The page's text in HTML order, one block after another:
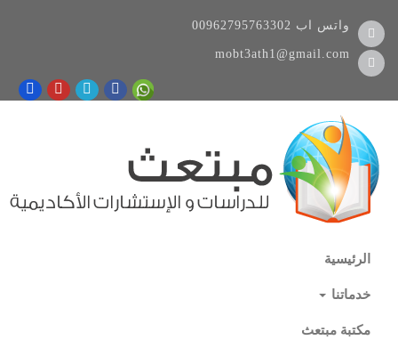
00962795763302 واتس اب
mobt3ath1@gmail.com
الرئيسية
خدماتنا
مكتبة مبتعث